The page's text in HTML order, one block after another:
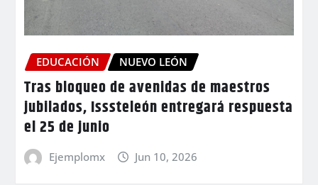
EDUCACIÓN NUEVO LEÓN
Tras bloqueo de avenidas de maestros
jubilados, Isssteleón entregará respuesta
el 25 de junio
Ejemplomx Jun 10, 2026